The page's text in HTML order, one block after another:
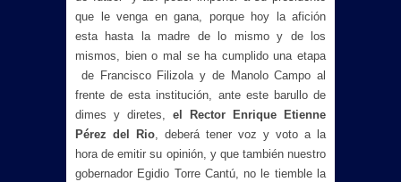
que le venga en gana, porque hoy la afición
esta hasta la madre de lo mismo y de los
mismos, bien o mal se ha cumplido una etapa
de Francisco Filizola y de Manolo Campo al
frente de esta institución, ante este barullo de
dimes y diretes, el Rector Enrique Etienne
Pérez del Rio, deberá tener voz y voto a la
hora de emitir su opinión, y que también nuestro
gobernador Egidio Torre Cantú, no le tiemble la